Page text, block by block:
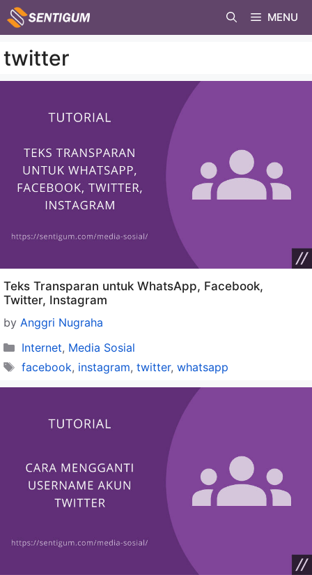
Skip
to
MENU
twitter
Teks Transparan untuk WhatsApp, Facebook,
Twitter, Instagram
by Anggri Nugraha
Categories
Internet, Media Sosial
Tags
facebook, instagram, twitter, whatsapp